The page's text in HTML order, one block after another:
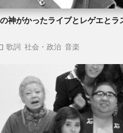
神がかったライブとレゲエとラ
歌詞 社会・政治 音楽